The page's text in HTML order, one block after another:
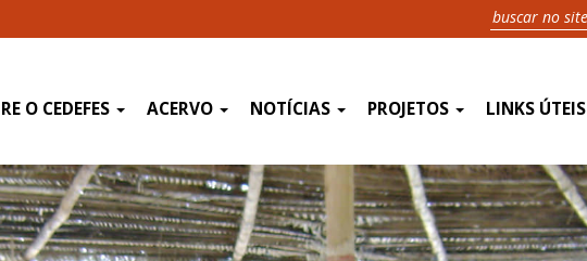
O CEDEFES ACERVO NOTÍCIAS PROJETOS LINKS ÚTEIS